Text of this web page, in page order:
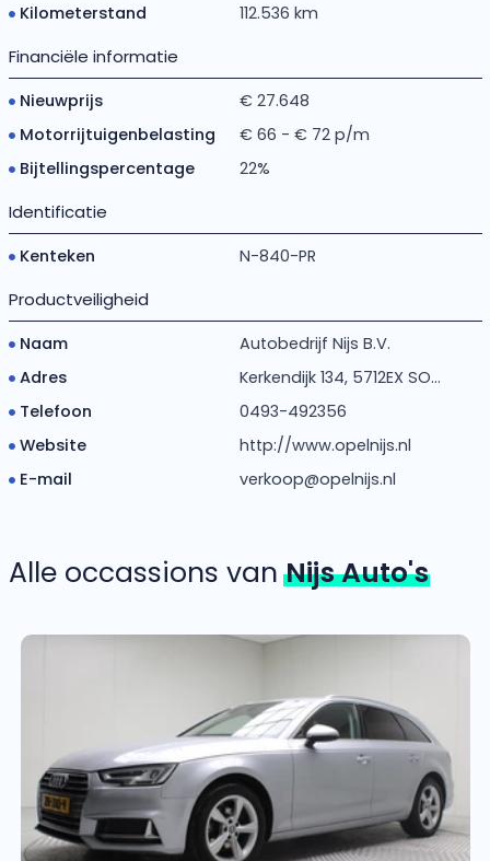
Kilometerstand
112.536 km
Financiële informatie
Nieuwprijs
€ 27.648
Motorrijtuigenbelasting
€ 66 - € 72 p/m
Bijtellingspercentage
22%
Identificatie
Kenteken N-840-PR
Productveiligheid
Naam
Autobedrijf Nijs B.V.
Adres
Kerkendijk 134, 5712EX SO...
Telefoon
0493-492356
Website
http://www.opelnijs.nl
E-mail
verkoop@opelnijs.nl
Alle occassions vanNijs Auto's